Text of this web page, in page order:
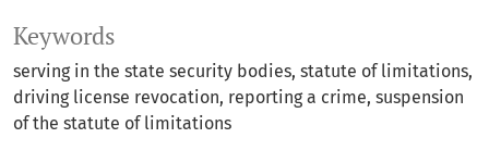
Keywords
serving in the state security bodies statute of limitations
driving license revocation reporting a crime suspension
of the statute of limitations